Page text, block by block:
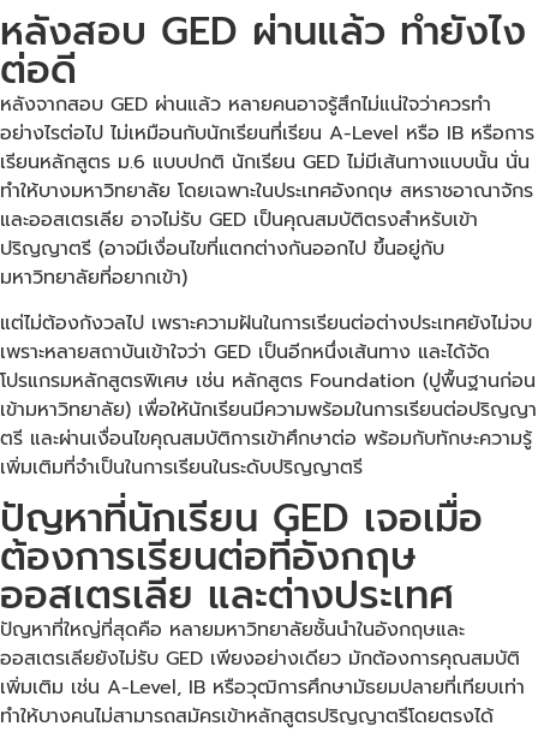
หลังสอบ GED ผ่านแล้ว ทำยังไง
ต่อดี
หลังจากสอบ GED ผ่านแล้ว หลายคนอาจรู้สึกไม่แน่ใจว่าควรทำ
อย่างไรต่อไป ไม่เหมือนกับนักเรียนที่เรียน A-Level หรือ IB หรือการ
เรียนหลักสูตร ม.6 แบบปกติ นักเรียน GED ไม่มีเส้นทางแบบนั้น นั่น
ทำให้บางมหาวิทยาลัย โดยเฉพาะในประเทศอังกฤษ สหราชอาณาจักร
และออสเตรเลีย อาจไม่รับ GED เป็นคุณสมบัติตรงสำหรับเข้า
ปริญญาตรี (อาจมีเงื่อนไขที่แตกต่างกันออกไป ขึ้นอยู่กับ
มหาวิทยาลัยที่อยากเข้า)
แต่ไม่ต้องกังวลไป เพราะความฝันในการเรียนต่อต่างประเทศยังไม่จบ
เพราะหลายสถาบันเข้าใจว่า GED เป็นอีกหนึ่งเส้นทาง และได้จัด
โปรแกรมหลักสูตรพิเศษ เช่น หลักสูตร Foundation (ปูพื้นฐานก่อน
เข้ามหาวิทยาลัย) เพื่อให้นักเรียนมีความพร้อมในการเรียนต่อปริญญา
ตรี และผ่านเงื่อนไขคุณสมบัติการเข้าศึกษาต่อ พร้อมกับทักษะความรู้
เพิ่มเติมที่จำเป็นในการเรียนในระดับปริญญาตรี
ปัญหาที่นักเรียน GED เจอเมื่อ
ต้องการเรียนต่อที่อังกฤษ
ออสเตรเลีย และต่างประเทศ
ปัญหาที่ใหญ่ที่สุดคือ หลายมหาวิทยาลัยชั้นนำในอังกฤษและ
ออสเตรเลียยังไม่รับ GED เพียงอย่างเดียว มักต้องการคุณสมบัติ
เพิ่มเติม เช่น A-Level, IB หรือวุฒิการศึกษามัธยมปลายที่เทียบเท่า
ทำให้บางคนไม่สามารถสมัครเข้าหลักสูตรปริญญาตรีโดยตรงได้